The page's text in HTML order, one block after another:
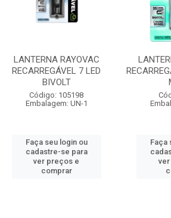
LANTERNA RAYOVAC
RECARREGÁVEL 7 LED
BIVOLT
Código: 105198
Embalagem: UN-1
Faça seu login ou
cadastre-se para
ver preços e
comprar
Faça